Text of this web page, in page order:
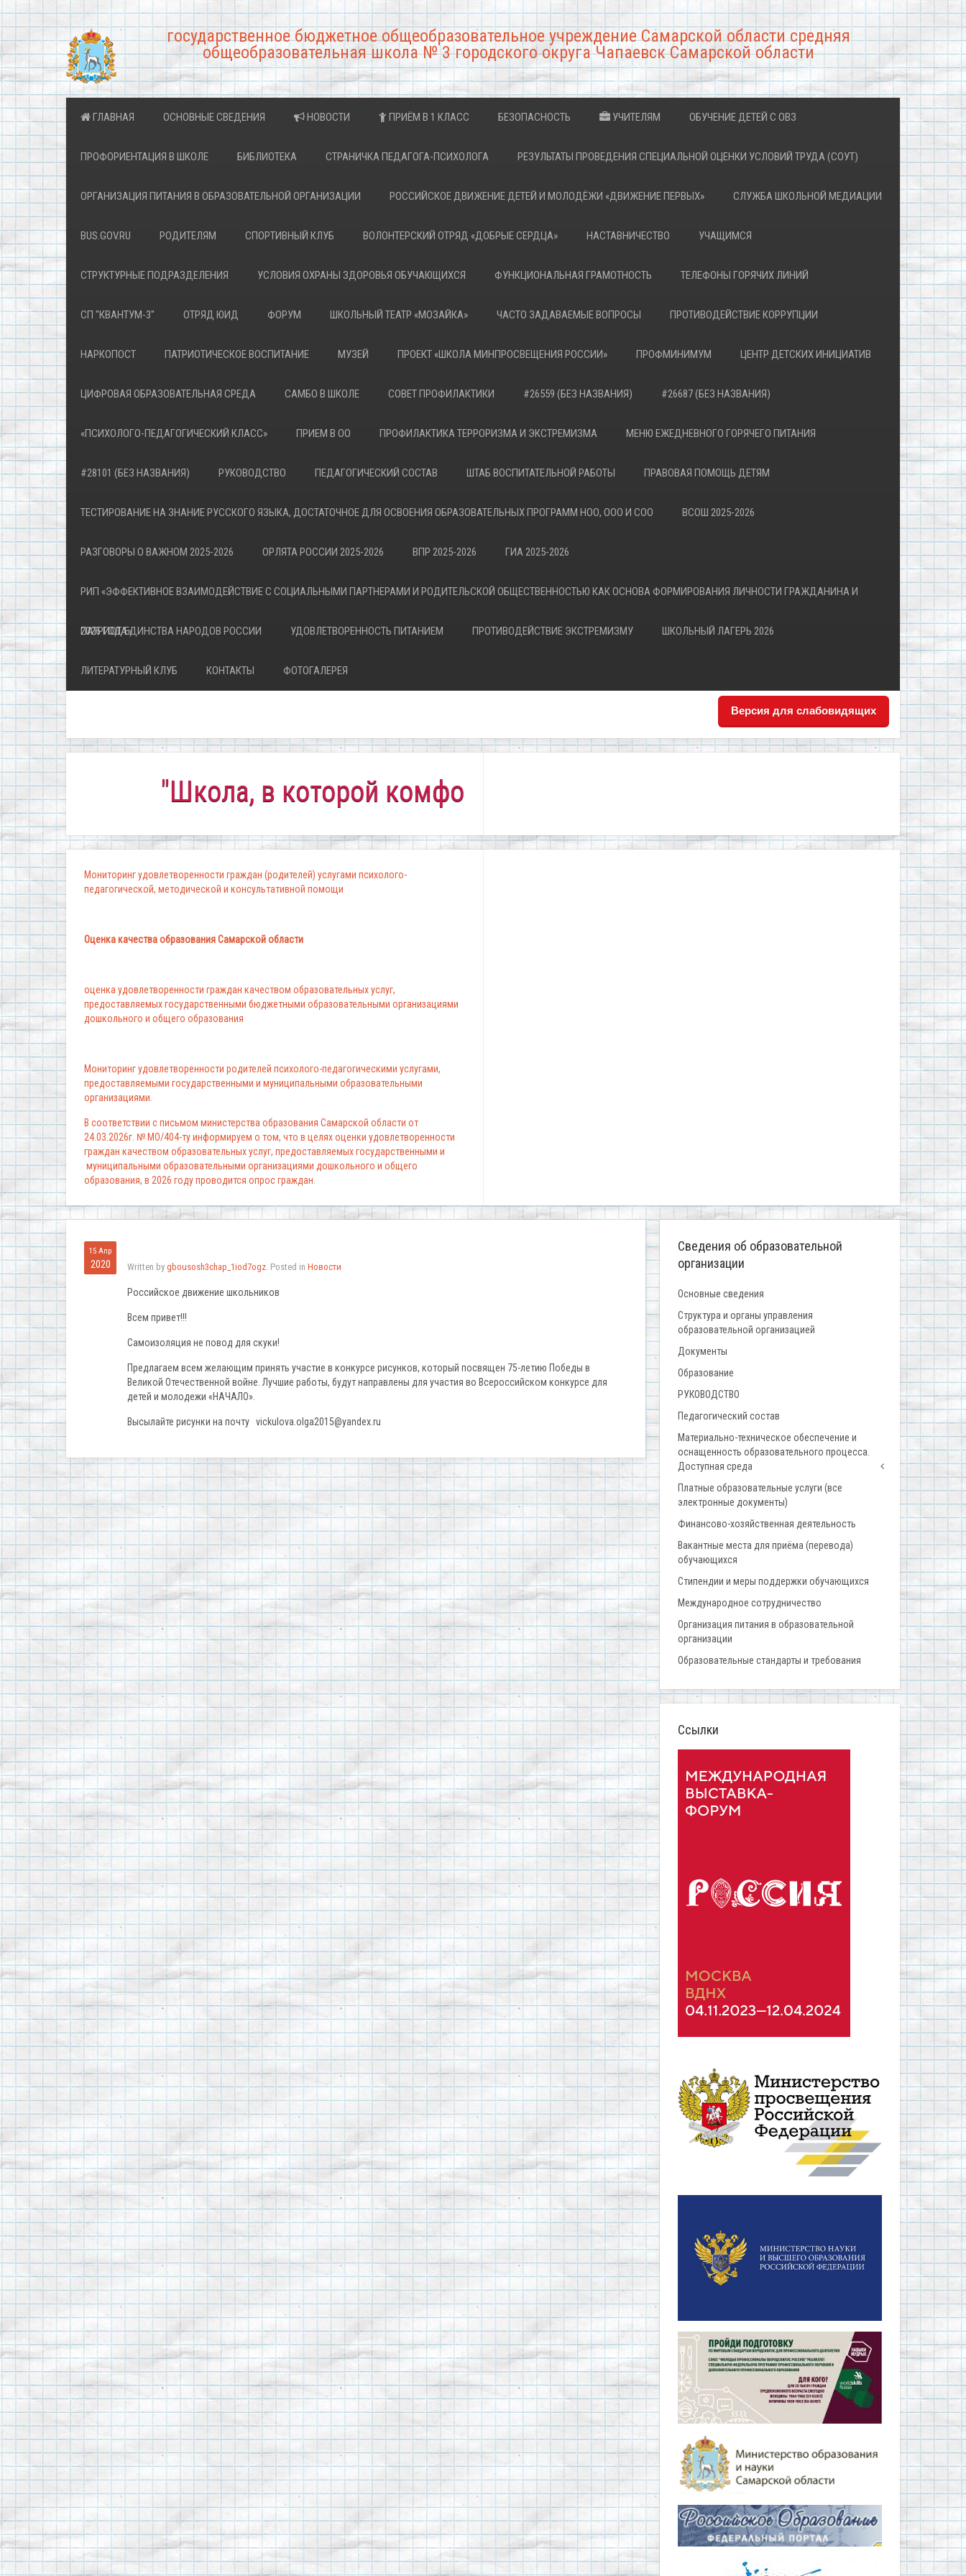
государственное бюджетное общеобразовательное учреждение Самарской области средняя
общеобразовательная школа № 3 городского округа Чапаевск Самарской области
ГЛАВНАЯ ОСНОВНЫЕ СВЕДЕНИЯ НОВОСТИ ПРИЁМ В 1 КЛАСС БЕЗОПАСНОСТЬ УЧИТЕЛЯМ ОБУЧЕНИЕ ДЕТЕЙ С ОВЗ
ПРОФОРИЕНТАЦИЯ В ШКОЛЕ БИБЛИОТЕКА СТРАНИЧКА ПЕДАГОГА-ПСИХОЛОГА РЕЗУЛЬТАТЫ ПРОВЕДЕНИЯ СПЕЦИАЛЬНОЙ ОЦЕНКИ УСЛОВИЙ ТРУДА (СОУТ)
ОРГАНИЗАЦИЯ ПИТАНИЯ В ОБРАЗОВАТЕЛЬНОЙ ОРГАНИЗАЦИИ РОССИЙСКОЕ ДВИЖЕНИЕ ДЕТЕЙ И МОЛОДЁЖИ «ДВИЖЕНИЕ ПЕРВЫХ» СЛУЖБА ШКОЛЬНОЙ МЕДИАЦИИ
BUS.GOV.RU РОДИТЕЛЯМ СПОРТИВНЫЙ КЛУБ ВОЛОНТЕРСКИЙ ОТРЯД «ДОБРЫЕ СЕРДЦА» НАСТАВНИЧЕСТВО УЧАЩИМСЯ
СТРУКТУРНЫЕ ПОДРАЗДЕЛЕНИЯ УСЛОВИЯ ОХРАНЫ ЗДОРОВЬЯ ОБУЧАЮЩИХСЯ ФУНКЦИОНАЛЬНАЯ ГРАМОТНОСТЬ ТЕЛЕФОНЫ ГОРЯЧИХ ЛИНИЙ
СП "КВАНТУМ-3" ОТРЯД ЮИД ФОРУМ ШКОЛЬНЫЙ ТЕАТР «МОЗАЙКА» ЧАСТО ЗАДАВАЕМЫЕ ВОПРОСЫ ПРОТИВОДЕЙСТВИЕ КОРРУПЦИИ
НАРКОПОСТ ПАТРИОТИЧЕСКОЕ ВОСПИТАНИЕ МУЗЕЙ ПРОЕКТ «ШКОЛА МИНПРОСВЕЩЕНИЯ РОССИИ» ПРОФМИНИМУМ ЦЕНТР ДЕТСКИХ ИНИЦИАТИВ
ЦИФРОВАЯ ОБРАЗОВАТЕЛЬНАЯ СРЕДА САМБО В ШКОЛЕ СОВЕТ ПРОФИЛАКТИКИ #26559 (БЕЗ НАЗВАНИЯ) #26687 (БЕЗ НАЗВАНИЯ)
«ПСИХОЛОГО-ПЕДАГОГИЧЕСКИЙ КЛАСС» ПРИЕМ В ОО ПРОФИЛАКТИКА ТЕРРОРИЗМА И ЭКСТРЕМИЗМА МЕНЮ ЕЖЕДНЕВНОГО ГОРЯЧЕГО ПИТАНИЯ
#28101 (БЕЗ НАЗВАНИЯ) РУКОВОДСТВО ПЕДАГОГИЧЕСКИЙ СОСТАВ ШТАБ ВОСПИТАТЕЛЬНОЙ РАБОТЫ ПРАВОВАЯ ПОМОЩЬ ДЕТЯМ
ТЕСТИРОВАНИЕ НА ЗНАНИЕ РУССКОГО ЯЗЫКА, ДОСТАТОЧНОЕ ДЛЯ ОСВОЕНИЯ ОБРАЗОВАТЕЛЬНЫХ ПРОГРАММ НОО, ООО И СОО ВСОШ 2025-2026
РАЗГОВОРЫ О ВАЖНОМ 2025-2026 ОРЛЯТА РОССИИ 2025-2026 ВПР 2025-2026 ГИА 2025-2026
РИП «ЭФФЕКТИВНОЕ ВЗАИМОДЕЙСТВИЕ С СОЦИАЛЬНЫМИ ПАРТНЕРАМИ И РОДИТЕЛЬСКОЙ ОБЩЕСТВЕННОСТЬЮ КАК ОСНОВА ФОРМИРОВАНИЯ ЛИЧНОСТИ ГРАЖДАНИНА И
ПАТРИОТА»
2026 ГОД ЕДИНСТВА НАРОДОВ РОССИИ УДОВЛЕТВОРЕННОСТЬ ПИТАНИЕМ ПРОТИВОДЕЙСТВИЕ ЭКСТРЕМИЗМУ ШКОЛЬНЫЙ ЛАГЕРЬ 2026
ЛИТЕРАТУРНЫЙ КЛУБ КОНТАКТЫ ФОТОГАЛЕРЕЯ
Версия для слабовидящих
"Школа, в которой комфортно всем!"
Мониторинг удовлетворенности граждан (родителей) услугами психолого-
педагогической, методической и консультативной помощи
Оценка качества образования Самарской области
оценка удовлетворенности граждан качеством образовательных услуг,
предоставляемых государственными бюджетными образовательными организациями
дошкольного и общего образования
Мониторинг удовлетворенности родителей психолого-педагогическими услугами,
предоставляемыми государственными и муниципальными образовательными
организациями.
В соответствии с письмом министерства образования Самарской области от
24.03.2026г. № МО/404-ту информируем о том, что в целях оценки удовлетворенности
граждан качеством образовательных услуг, предоставляемых государственными и
муниципальными образовательными организациями дошкольного и общего
образования, в 2026 году проводится опрос граждан.
15 Апр
2020 Written by gbousosh3chap_1iod7ogz. Posted in Новости
Российское движение школьников
Всем привет!!!
Самоизоляция не повод для скуки!
Предлагаем всем желающим принять участие в конкурсе рисунков, который посвящен 75-летию Победы в
Великой Отечественной войне. Лучшие работы, будут направлены для участия во Всероссийском конкурсе для
детей и молодежи «НАЧАЛО».
Высылайте рисунки на почту vickulova.olga2015@yandex.ru
Сведения об образовательной
организации
Основные сведения
Структура и органы управления
образовательной организацией
Документы
Образование
РУКОВОДСТВО
Педагогический состав
Материально-техническое обеспечение и
оснащенность образовательного процесса.
Доступная среда
Платные образовательные услуги (все
электронные документы)
Финансово-хозяйственная деятельность
Вакантные места для приёма (перевода)
обучающихся
Стипендии и меры поддержки обучающихся
Международное сотрудничество
Организация питания в образовательной
организации
Образовательные стандарты и требования
Ссылки